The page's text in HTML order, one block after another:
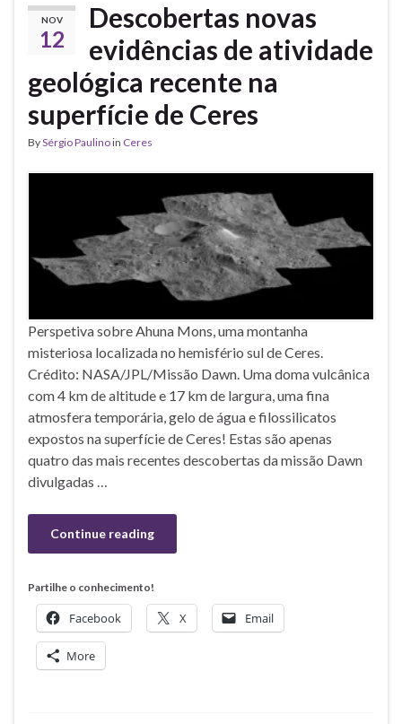
NOV
12
Descobertas novas
evidências de atividade
geológica recente na
superfície de Ceres
BySérgio Paulinoin Ceres
Perspetiva sobre Ahuna Mons, uma montanha
misteriosa localizada no hemisfério sul de Ceres.
Crédito: NASA/JPL/Missão Dawn. Uma doma vulcânica
com 4 km de altitude e 17 km de largura, uma fina
atmosfera temporária, gelo de água e filossilicatos
expostos na superfície de Ceres! Estas são apenas
quatro das mais recentes descobertas da missão Dawn
divulgadas …
Continue reading
Partilhe o conhecimento!
Facebook X Email
More